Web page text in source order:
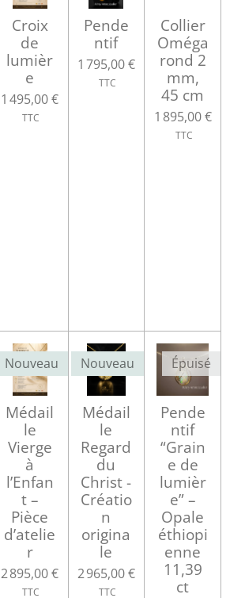
Croix
de
lumièr
e
1 495,00 €
Pende
ntif
1 795,00 €
Collier
Oméga
rond 2
mm,
45 cm
1 895,00 €
Nouveau
Médail
le
Vierge
à
l’Enfan
t –
Pièce
d’atelie
r
2 895,00 €
Nouveau
Médail
le
Regard
du
Christ -
Créatio
n
origina
le
2 965,00 €
Épuisé
Pende
ntif
“Grain
e de
lumièr
e” –
Opale
éthiopi
enne
11,39
ct